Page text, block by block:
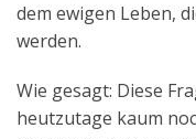
dem ewigen Leben,
werden.
Wie gesagt: Diese
heutzutage kaum